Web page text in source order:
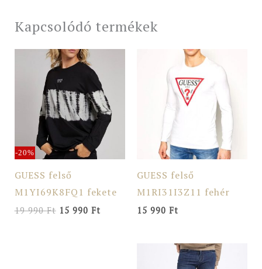
Kapcsolódó termékek
-20%
GUESS felső
M1YI69K8FQ1 fekete
19 990Ft
Original
price
19
990 Ft.
15 990 Ft
15
990 Ft.
GUESS felső
M1RI31I3Z11 fehér
15 990 Ft